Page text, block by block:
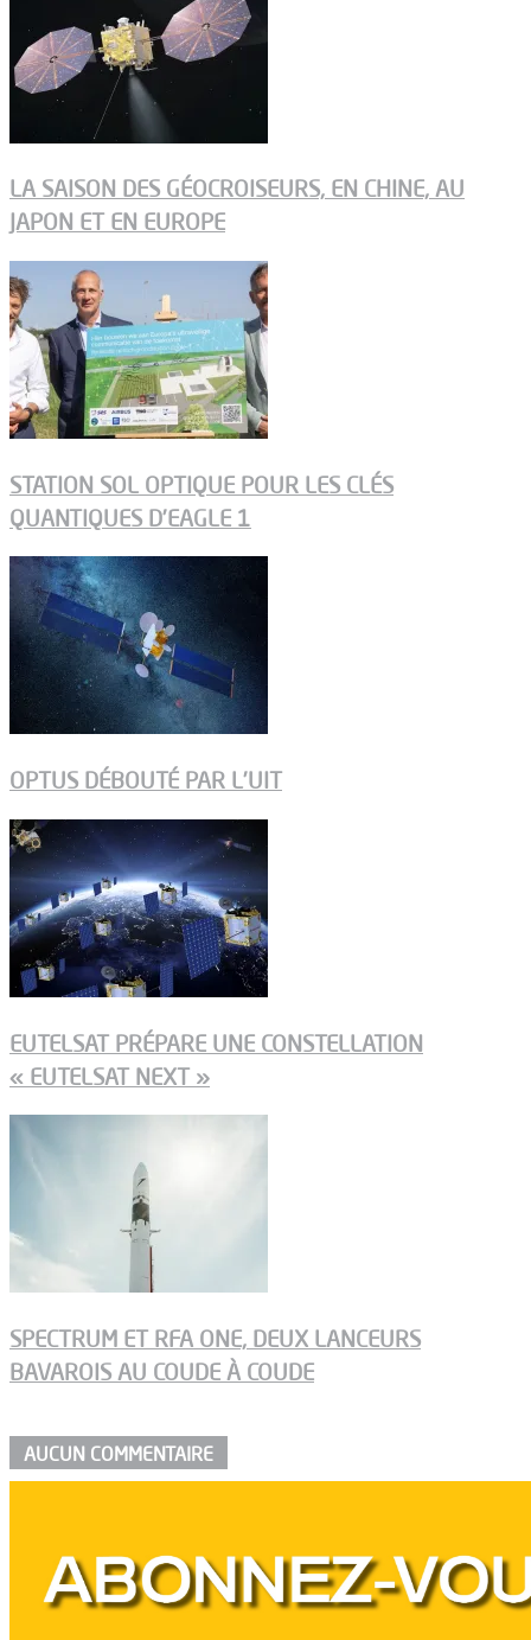
LA SAISON DES GÉOCROISEURS, EN CHINE, AU
JAPON ET EN EUROPE
STATION SOL OPTIQUE POUR LES CLÉS
QUANTIQUES D’EAGLE 1
OPTUS DÉBOUTÉ PAR L’UIT
EUTELSAT PRÉPARE UNE CONSTELLATION
« EUTELSAT NEXT »
SPECTRUM ET RFA ONE, DEUX LANCEURS
BAVAROIS AU COUDE À COUDE
AUCUN COMMENTAIRE